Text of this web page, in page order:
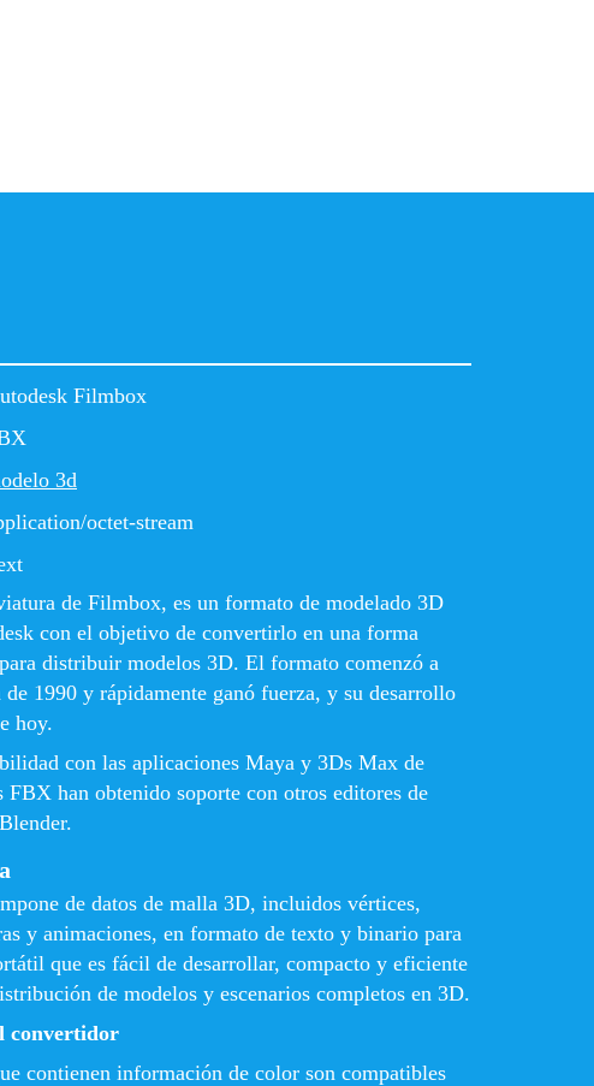
Filmbox
3d
octet-stream
de Filmbox, es un formato de modelado 3D
con el objetivo de convertirlo en una forma
distribuir modelos 3D. El formato comenzó a
de 1990 y rápidamente ganó fuerza, y su desarrollo
hoy.
con las aplicaciones Maya y 3Ds Max de
​​han obtenido soporte con otros editores de
de datos de malla 3D, incluidos vértices,
y animaciones, en formato de texto y binario para
que es fácil de desarrollar, compacto y eficiente
de modelos y escenarios completos en 3D.
convertidor
contienen información de color son compatibles